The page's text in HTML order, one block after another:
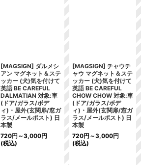
[MAGSIGN] ダルメシ
アン マグネット＆ステ
ッカー (犬)気を付けて
英語 BE CAREFUL
DALMATIAN 対象:車
(ドア/ガラス/ボデ
ィ)・屋外(玄関扉/窓ガ
ラス/メールポスト) 日
本製
720円 ～3,000円
(税込)
[MAGSIGN] チャウチ
ャウ マグネット＆ステ
ッカー (犬)気を付けて
英語 BE CAREFUL
CHOW CHOW 対象:車
(ドア/ガラス/ボデ
ィ)・屋外(玄関扉/窓ガ
ラス/メールポスト) 日
本製
720円 ～3,000円
(税込)